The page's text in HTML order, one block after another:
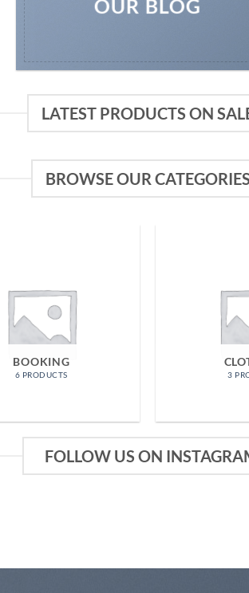
OUR BLOG
LATEST PRODUCTS ON
BROWSE OUR CATEGORIES
BOOKING
6 PRODUCTS 3
FOLLOW US ON